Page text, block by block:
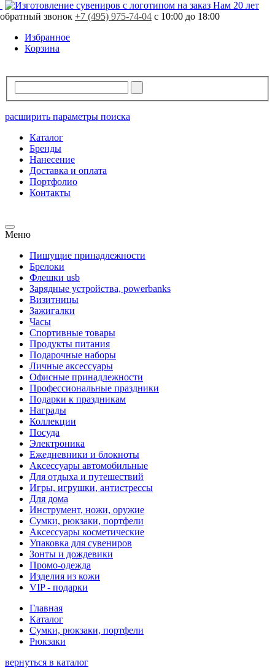
Нам 20 лет
обратный звонок +7 (495) 975-74-04 с 10:00 до 18:00
Избранное
Корзина
расширить параметры поиска
Каталог
Бренды
Нанесение
Доставка и оплата
Портфолио
Контакты
Меню
Пишущие принадлежности
Брелоки
Флешки usb
Зарядные устройства, powerbanks
Визитницы
Зажигалки
Часы
Спортивные товары
Продукты питания
Подарочные наборы
Личные аксессуары
Офисные принадлежности
Профессиональные праздники
Подарки к праздникам
Награды
Коллекции
Посуда
Электроника
Ежедневники и блокноты
Аксессуары автомобильные
Для отдыха и путешествий
Игры, игрушки, антистрессы
Для дома
Инструмент, ножи, оружие
Сумки, рюкзаки, портфели
Аксессуары косметические
Упаковка для сувениров
Зонты и дождевики
Промо-одежда
Изделия из кожи
VIP - подарки
Главная
Каталог
Сумки, рюкзаки, портфели
Рюкзаки
вернуться в каталог